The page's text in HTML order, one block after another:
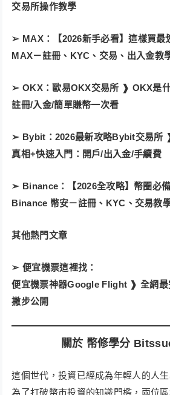
交易所操作教學
➢ MAX：【2026新手必看】這樣買最
MAX－註冊、KYC、交易、出入金教
➢ OKX：歐易OKX交易所 ❱ OKX是
註冊/入金/簡單賺幣一次看
➢ Bybit：2026最新攻略Bybit交易所
真相+快速入門：開戶/出入金/手續費
➢ Binance：【2026全攻略】幣圈必
Binance 幣安－註冊、KYC、交易教
其他熱門文章
➢ 便宜機票這裡找：
便宜機票神器Google Flight ❱ 全網最
撇步公開
關於 幣修學分
這個世代，投資已經成為年輕人的人生
為了打破幣市投資的知識門檻，兩位